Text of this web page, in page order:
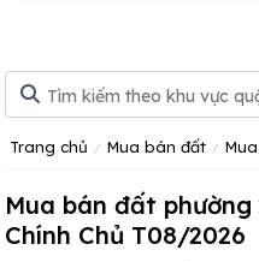
Trang chủ Mua bán đất
Mua bán đất
Chính Chủ T08/2026